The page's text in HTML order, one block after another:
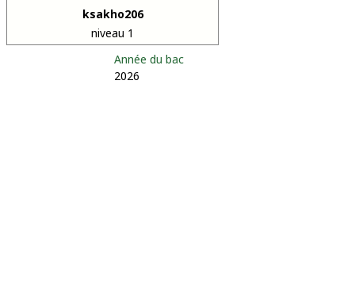
ksakho206
niveau 1
Année du bac
2026